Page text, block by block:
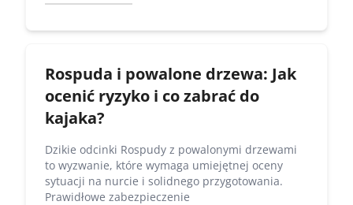
Rospuda i powalone drzewa: Jak
ocenić ryzyko i co zabrać do
kajaka?
Dzikie odcinki Rospudy z powalonymi drzewami
to wyzwanie, które wymaga umiejętnej oceny
sytuacji na nurcie i solidnego przygotowania.
Prawidłowe zabezpieczenie